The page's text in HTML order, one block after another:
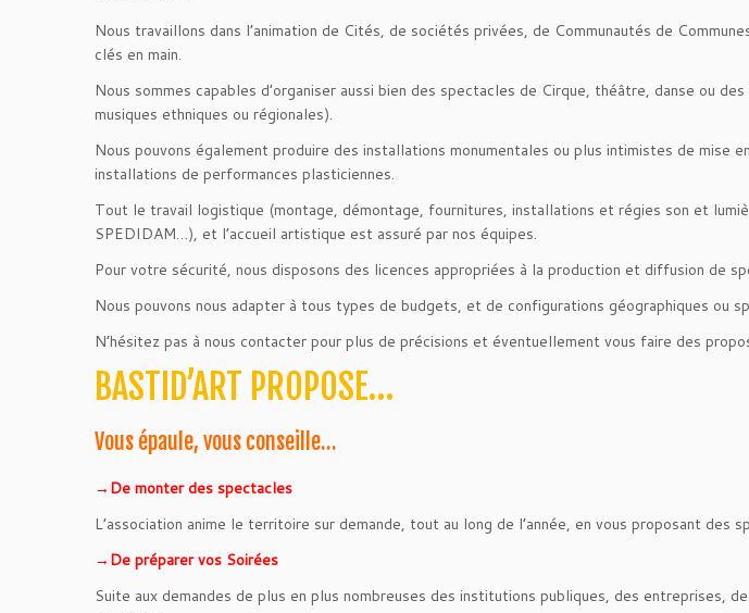
Nous travaillons dans l’animation de Cités, de sociétés privées, de Communautés de
clés en main.
Nous sommes capables d’organiser aussi bien des spectacles de Cirque, théâtre, danse ou
musiques ethniques ou régionales).
Nous pouvons également produire des installations monumentales ou plus intimistes de
installations de performances plasticiennes.
Tout le travail logistique (montage, démontage, fournitures, installations et régies son et
SPEDIDAM…), et l’accueil artistique est assuré par nos équipes.
Pour votre sécurité, nous disposons des licences appropriées à la production et diffusion de
Nous pouvons nous adapter à tous types de budgets, et de configurations géographiques ou
N’hésitez pas à nous contacter pour plus de précisions et éventuellement vous faire des
BASTID’ART PROPOSE…
Vous épaule, vous conseille…
→De monter des spectacles
L’association anime le territoire sur demande, tout au long de l’année, en vous proposant
→De préparer vos Soirées
Suite aux demandes de plus en plus nombreuses des institutions publiques, des entreprises,